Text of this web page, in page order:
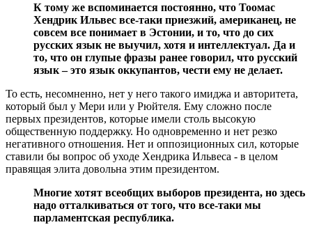
К тому же вспоминается постоянно, что Тоомас
Хендрик Ильвес все-таки приезжий, американец, не
совсем все понимает в Эстонии, и то, что до сих
русских язык не выучил, хотя и интеллектуал. Да и
то, что он глупые фразы ранее говорил, что русский
язык – это язык оккупантов, чести ему не делает.
То есть, несомненно, нет у него такого имиджа и авторитета,
который был у Мери или у Рюйтеля. Ему сложно после
первых президентов, которые имели столь высокую
общественную поддержку. Но одновременно и нет резко
негативного отношения. Нет и оппозиционных сил, которые
ставили бы вопрос об уходе Хендрика Ильвеса - в целом
правящая элита довольна этим президентом.
Многие хотят всеобщих выборов президента, но здесь
надо отталкиваться от того, что все-таки мы
парламентская республика.